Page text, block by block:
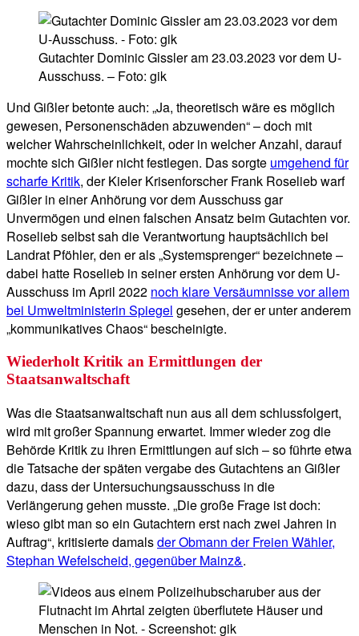
Gutachter Dominic Gissler am 23.03.2023 vor dem U-
Ausschuss. – Foto: gik
Und Gißler betonte auch: „Ja, theoretisch wäre es möglich
gewesen, Personenschäden abzuwenden“ – doch mit
welcher Wahrscheinlichkeit, oder in welcher Anzahl, darauf
mochte sich Gißler nicht festlegen. Das sorgte umgehend für
scharfe Kritik, der Kieler Krisenforscher Frank Roselieb warf
Gißler in einer Anhörung vor dem Ausschuss gar
Unvermögen und einen falschen Ansatz beim Gutachten vor.
Roselieb selbst sah die Verantwortung hauptsächlich bei
Landrat Pföhler, den er als „Systemsprenger“ bezeichnete –
dabei hatte Roselieb in seiner ersten Anhörung vor dem U-
Ausschuss im April 2022 noch klare Versäumnisse vor allem
bei Umweltministerin Spiegel gesehen, der er unter anderem
„kommunikatives Chaos“ bescheinigte.
Wiederholt Kritik an Ermittlungen der
Staatsanwaltschaft
Was die Staatsanwaltschaft nun aus all dem schlussfolgert,
wird mit großer Spannung erwartet. Immer wieder zog die
Behörde Kritik zu ihren Ermittlungen auf sich – so führte etwa
die Tatsache der späten vergabe des Gutachtens an Gißler
dazu, dass der Untersuchungsausschuss in die
Verlängerung gehen musste. „Die große Frage ist doch:
wieso gibt man so ein Gutachtern erst nach zwei Jahren in
Auftrag“, kritisierte damalsder Obmann der Freien Wähler,
Stephan Wefelscheid, gegenüber Mainz&.